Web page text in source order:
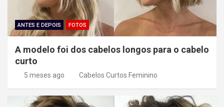
ANTES E DEPOIS FOTOS
A modelo foi dos cabelos longos para o cabelo
curto
5 meses ago Cabelos Curtos Feminino